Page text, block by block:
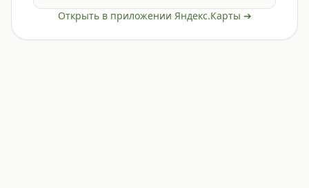
Открыть в приложении Яндекс.Карты ➔